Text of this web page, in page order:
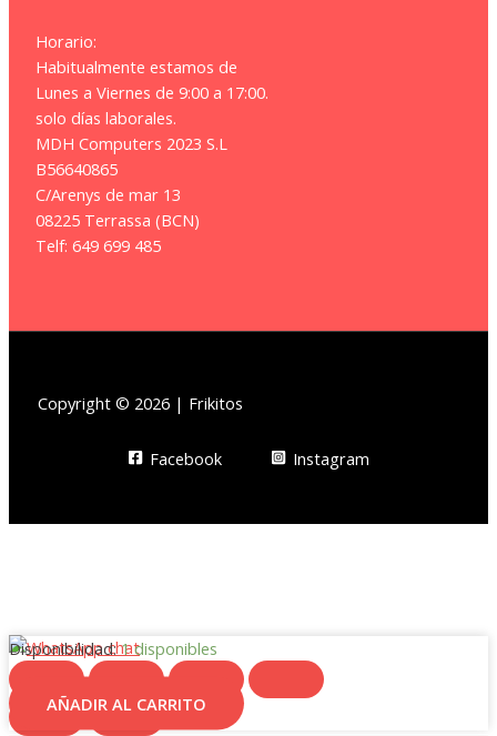
Horario:
Habitualmente estamos de
Lunes a Viernes de 9:00 a 17:00.
solo días laborales.
MDH Computers 2023 S.L
B56640865
C/Arenys de mar 13
08225 Terrassa (BCN)
Telf: 649 699 485
Copyright © 2026 | Frikitos
Facebook Instagram
Disponibilidad: 1 disponibles
Taza
AÑADIR AL CARRITO